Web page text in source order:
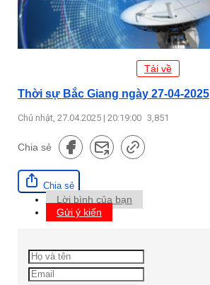
Tải về
Thời sự Bắc Giang ngày 27-04-2025
Chủ nhật, 27.04.2025 | 20:19:00 3,851
Chia sẻ
Chia sẻ
Lời bình của bạn
Gửi ý kiến